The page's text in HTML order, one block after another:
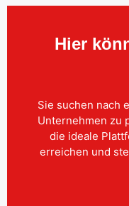
Hier
Sie suchen nach
Unternehmen zu
die ideale
erreichen und